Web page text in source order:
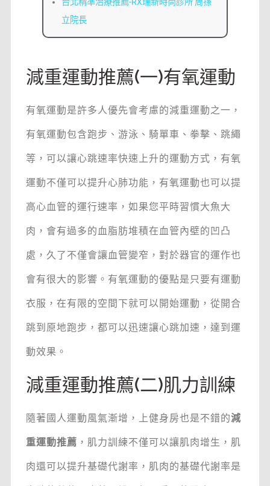
台北精準治療推薦-RX瑞新時尚診所 周孫
立院長
減重運動推薦(一)有氧運動
有氧運動是許多人優先會考慮的減重運動之一，
有氧運動包含跑步、游泳、騎單車、拳擊、跳繩
等，可以讓心跳速率快速上升的運動方式，有氧
運動不僅可以提升心肺功能，有氧運動也可以提
高心血管的運行速率，如果您平時習慣大魚大
肉，會有過多的血脂肪堆積在血管內壁的凹凸
處，久了不僅會讓血管變窄，對於器官的運作也
會有很大的影響。有氧運動的優點是只要有運動
衣服，在有限的空間下就可以開始運動，從開合
跳到原地跑步，都可以迅速讓心跳加速，達到運
動效果。
減重運動推薦(二)肌力訓練
隨著國人運動風氣漸增，上健身房也是不錯的減
重運動推薦 ，肌力訓練不僅可以讓肌肉增生，肌
肉還可以提升基礎代謝率，肌肉的基礎代謝率是